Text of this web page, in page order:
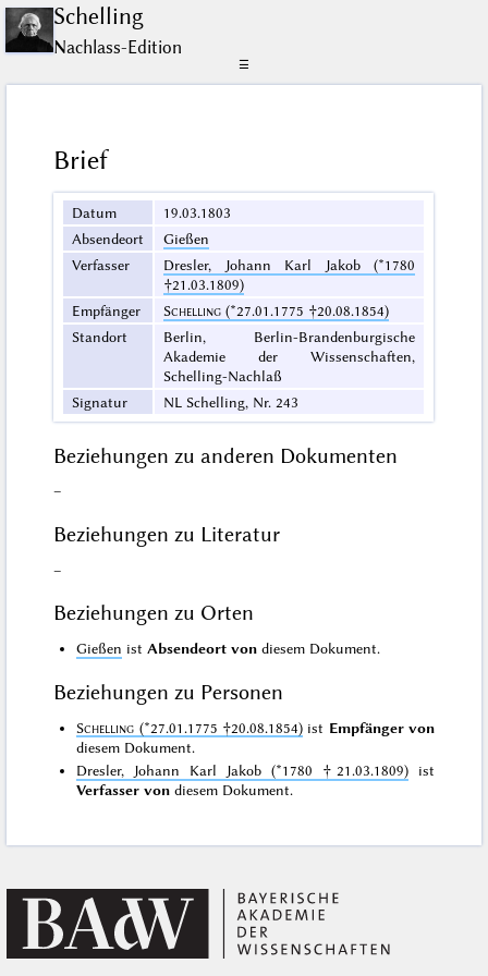
Schelling
Nachlass-Edition
☰
Brief
Datum
19.03.1803
Absendeort
Gießen
Verfasser
Dresler, Johann Karl Jakob (*1780
†21.03.1809)
Empfänger
Schelling (*27.01.1775 †20.08.1854)
Standort
Berlin, Berlin-Brandenburgische
Akademie der Wissenschaften,
Schelling-Nachlaß
Signatur
NL Schelling, Nr. 243
Beziehungen zu anderen Dokumenten
–
Beziehungen zu Literatur
–
Beziehungen zu Orten
Gießen ist Absendeort von diesem Dokument.
Beziehungen zu Personen
Schelling (*27.01.1775 †20.08.1854) ist Empfänger von
diesem Dokument.
Dresler, Johann Karl Jakob (*1780 †21.03.1809)ist
Verfasser von diesem Dokument.